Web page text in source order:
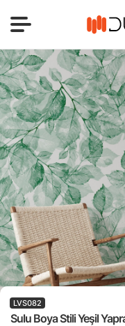
Sulu Boya Stili Yeşil
LVS082